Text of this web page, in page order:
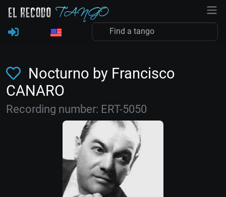
Nocturno by Francisco
CANARO
Recording number: ERT-5050